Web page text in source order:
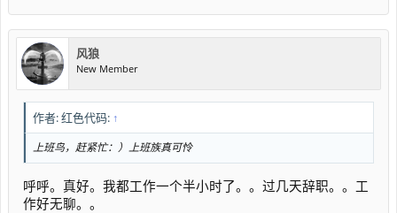
风狼
New Member
作者: 红色代码: ↑
上班鸟，赶紧忙：）上班族真可怜
呼呼。真好。我都工作一个半小时了。。过几天辞职。。工
作好无聊。。